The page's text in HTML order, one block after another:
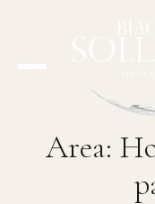
Area: